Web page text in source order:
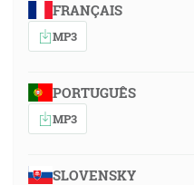
FRANÇAIS
MP3
PORTUGUÊS
MP3
SLOVENSKY